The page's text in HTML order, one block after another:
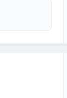
από το
στη
άγχους,
στο